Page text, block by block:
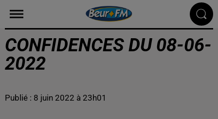
CONFIDENCES DU 08-06-
2022
Publié : 8 juin 2022 à 23h01